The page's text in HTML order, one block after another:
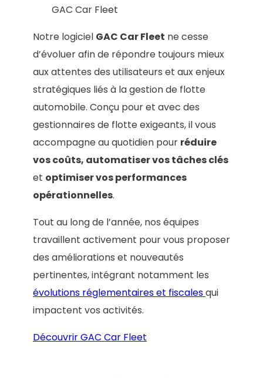
GAC Car Fleet
Notre logiciel GAC Car Fleet ne cesse
d’évoluer afin de répondre toujours mieux
aux attentes des utilisateurs et aux enjeux
stratégiques liés à la gestion de flotte
automobile. Conçu pour et avec des
gestionnaires de flotte exigeants, il vous
accompagne au quotidien pour réduire
vos coûts, automatiser vos tâches clés
et optimiser vos performances
opérationnelles.
Tout au long de l’année, nos équipes
travaillent activement pour vous proposer
des améliorations et nouveautés
pertinentes, intégrant notamment les
évolutions réglementaires et fiscalesqui
impactent vos activités.
Découvrir GAC Car Fleet